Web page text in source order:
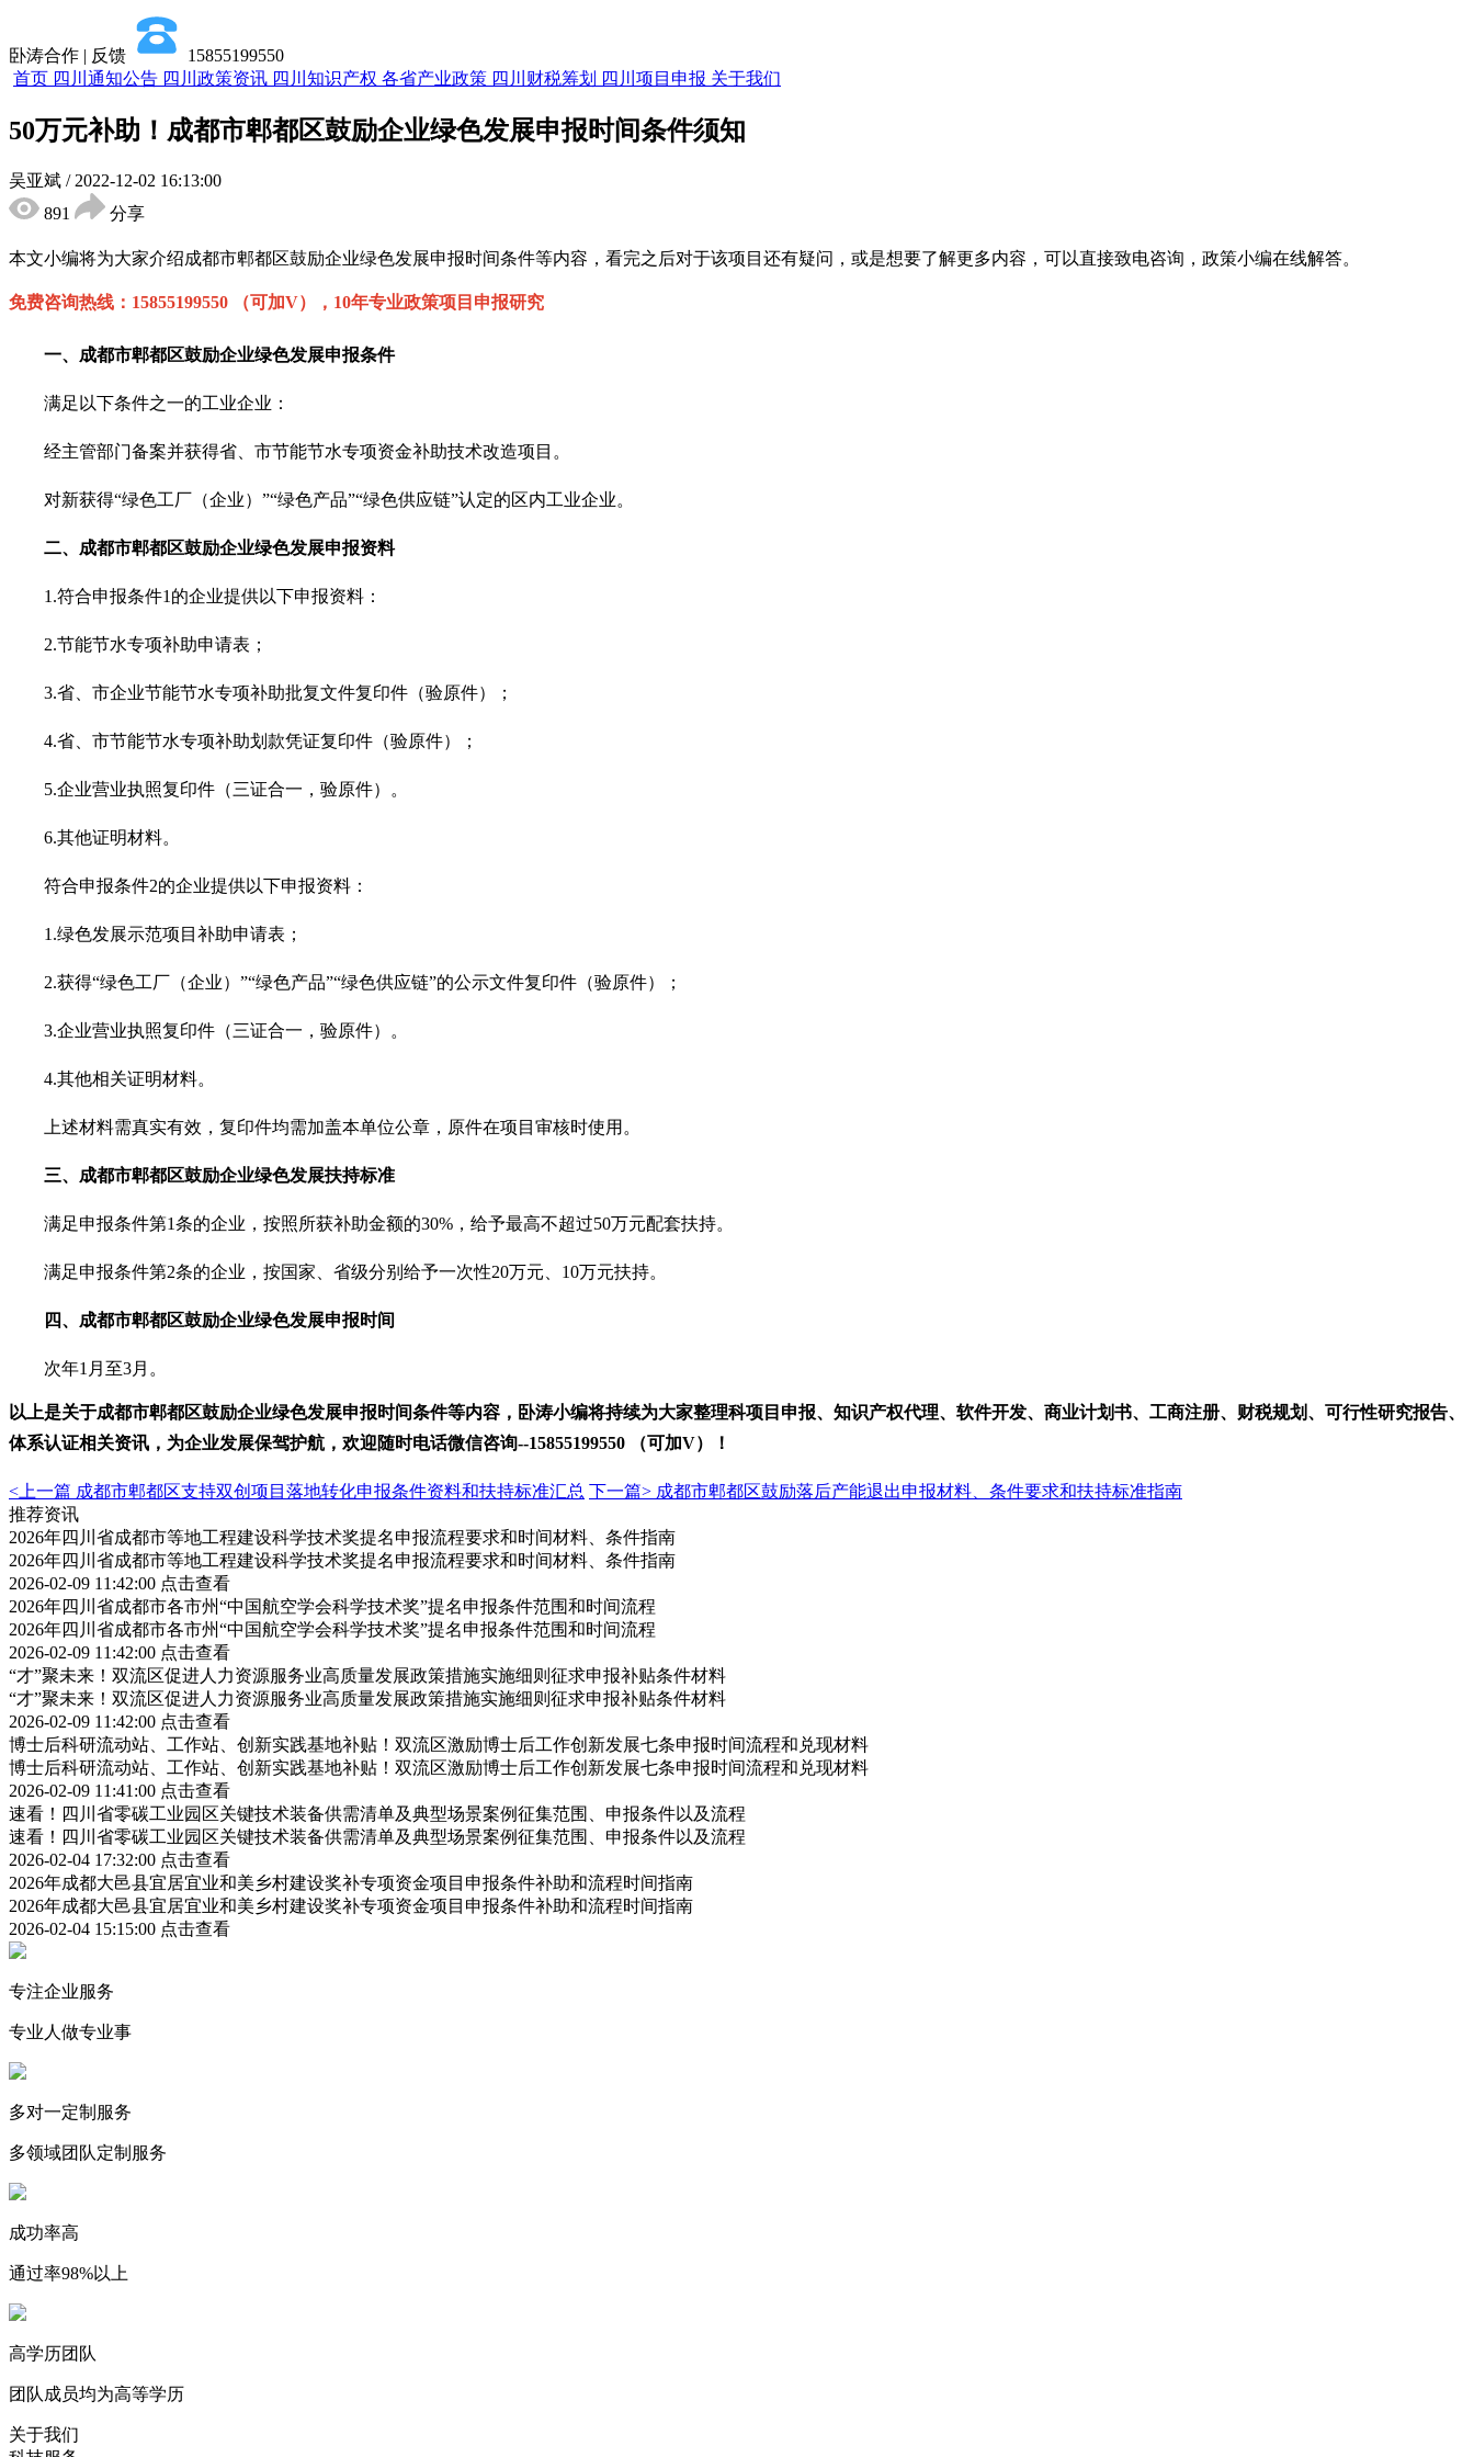
卧涛合作 | 反馈
15855199550
首页 四川通知公告 四川政策资讯 四川知识产权 各省产业政策 四川财税筹划 四川项目申报 关于我们
50万元补助！成都市郫都区鼓励企业绿色发展申报时间条件须知
吴亚斌 / 2022-12-02 16:13:00
891
分享
本文小编将为大家介绍成都市郫都区鼓励企业绿色发展申报时间条件等内容， 看完之后对于该项目 还有疑问，或是想要了解更多内容，可以直接致电咨询，政策小编在线解答。
免费咨询热线： 15855199550 （可加V），10年专业政策项目申报研究
一、 成都市郫都区鼓励企业绿色发展申报条件
满足以下条件之一的工业企业：
经主管部门备案并获得省、市节能节水专项资金补助技术改造项目。
对新获得“绿色工厂（企业） ”“绿色产品”“绿色供应链”认定的区内工业企业。
二、 成都市郫都区鼓励企业绿色发展申报资料
1.符合申报条件1的企业提供以下申报资料：
2.节能节水专项补助申请表；
3.省、市企业节能节水专项补助批复文件复印件（验原件）；
4.省、市节能节水专项补助划款凭证复印件（验原件）；
5.企业营业执照复印件（三证合一，验原件）。
6.其他证明材料。
符合申报条件2的企业提供以下申报资料：
1.绿色发展示范项目补助申请表；
2.获得“绿色工厂（企业） ”“绿色产品”“绿色供应链”的公示文件复印件（验原件）；
3.企业营业执照复印件（三证合一，验原件）。
4.其他相关证明材料。
上述材料需真实有效，复印件均需加盖本单位公章，原件在项目审核时使用。
三、 成都市郫都区鼓励企业绿色发展扶持标准
满足申报条件第1条的企业，按照所获补助金额的30%，给予最高不超过50万元配套扶持。
满足申报条件第2条的企业，按国家、省级分别给予一次性20万元、10万元扶持。
四、 成都市郫都区鼓励企业绿色发展申报时间
次年1月至3月。
以上是关于成都市郫都区鼓励企业绿色发展申报时间条件等内容 ，卧涛小编将持续为大家整理科项目申报、知识产权代理、软件开发、商业计划书、工商注册、财税规划、可行性研究报告、
体系认证相关资讯，为企业发展保驾护航， 欢迎随时电话微信咨询--15855199550 （可加V）！
<上一篇 成都市郫都区支持双创项目落地转化申报条件资料和扶持标准汇总 下一篇> 成都市郫都区鼓励落后产能退出申报材料、条件要求和扶持标准指南
推荐资讯
2026年四川省成都市等地工程建设科学技术奖提名申报流程要求和时间材料、条件指南
2026年四川省成都市等地工程建设科学技术奖提名申报流程要求和时间材料、条件指南
2026-02-09 11:42:00 点击查看
2026年四川省成都市各市州“中国航空学会科学技术奖”提名申报条件范围和时间流程
2026年四川省成都市各市州“中国航空学会科学技术奖”提名申报条件范围和时间流程
2026-02-09 11:42:00 点击查看
“才”聚未来！双流区促进人力资源服务业高质量发展政策措施实施细则征求申报补贴条件材料
“才”聚未来！双流区促进人力资源服务业高质量发展政策措施实施细则征求申报补贴条件材料
2026-02-09 11:42:00 点击查看
博士后科研流动站、工作站、创新实践基地补贴！双流区激励博士后工作创新发展七条申报时间流程和兑现材料
博士后科研流动站、工作站、创新实践基地补贴！双流区激励博士后工作创新发展七条申报时间流程和兑现材料
2026-02-09 11:41:00 点击查看
速看！四川省零碳工业园区关键技术装备供需清单及典型场景案例征集范围、申报条件以及流程
速看！四川省零碳工业园区关键技术装备供需清单及典型场景案例征集范围、申报条件以及流程
2026-02-04 17:32:00 点击查看
2026年成都大邑县宜居宜业和美乡村建设奖补专项资金项目申报条件补助和流程时间指南
2026年成都大邑县宜居宜业和美乡村建设奖补专项资金项目申报条件补助和流程时间指南
2026-02-04 15:15:00 点击查看
专注企业服务
专业人做专业事
多对一定制服务
多领域团队定制服务
成功率高
通过率98%以上
高学历团队
团队成员均为高等学历
关于我们